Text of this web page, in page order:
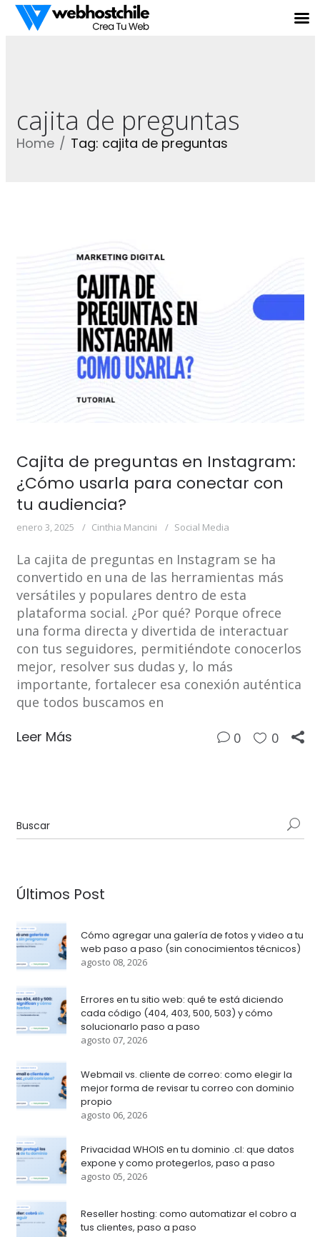
cajita de preguntas
Home Tag: cajita de preguntas
Cajita de preguntas en Instagram:
¿Cómo usarla para conectar con
tu audiencia?
enero 3, 2025 Cinthia Mancini Social Media
La cajita de preguntas en Instagram se ha
convertido en una de las herramientas más
versátiles y populares dentro de esta
plataforma social. ¿Por qué? Porque ofrece
una forma directa y divertida de interactuar
con tus seguidores, permitiéndote conocerlos
mejor, resolver sus dudas y, lo más
importante, fortalecer esa conexión auténtica
que todos buscamos en
Leer Más 0 0
Últimos Post
Cómo agregar una galería de fotos y video a tu
web paso a paso (sin conocimientos técnicos)
agosto 08, 2026
Errores en tu sitio web: qué te está diciendo
cada código (404, 403, 500, 503) y cómo
solucionarlo paso a paso
agosto 07, 2026
Webmail vs. cliente de correo: como elegir la
mejor forma de revisar tu correo con dominio
propio
agosto 06, 2026
Privacidad WHOIS en tu dominio .cl: que datos
expone y como protegerlos, paso a paso
agosto 05, 2026
Reseller hosting: como automatizar el cobro a
tus clientes, paso a paso